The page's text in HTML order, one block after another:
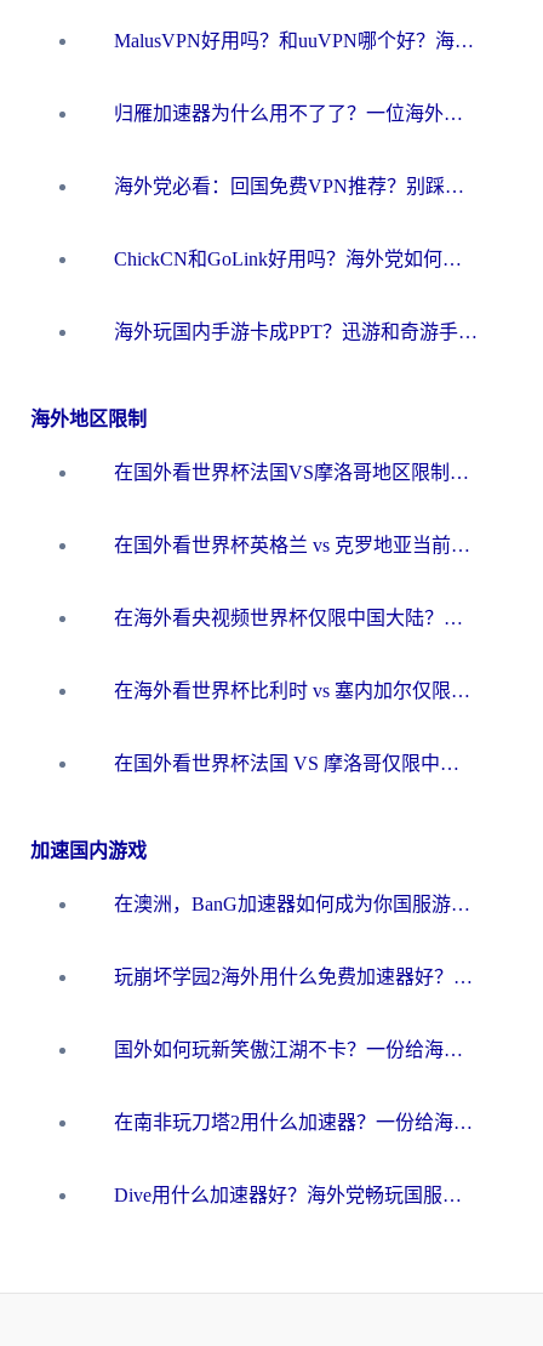
MalusVPN好用吗？和uuVPN哪个好？海外党无缝访问国内资源的真实对比与选择指南
归雁加速器为什么用不了了？一位海外游子的真实困惑与技术解答
海外党必看：回国免费VPN推荐？别踩坑！教你选对加速器无缝刷国内资源
ChickCN和GoLink好用吗？海外党如何选对回国加速器
海外玩国内手游卡成PPT？迅游和奇游手游哪个好？一篇讲透回国加速器怎么选
海外地区限制
在国外看世界杯法国VS摩洛哥地区限制？这篇指南让你流畅看中文解说无压力
在国外看世界杯英格兰 vs 克罗地亚当前地区不可播放？这篇指南帮你搞定所有海外观赛难题
在海外看央视频世界杯仅限中国大陆？这篇指南帮你解锁中文解说+无卡顿直播
在海外看世界杯比利时 vs 塞内加尔仅限中国大陆？我找到了最流畅的中文解说之路
在国外看世界杯法国 VS 摩洛哥仅限中国大陆？海外党这样看中文解说赛事不卡顿
加速国内游戏
在澳洲，BanG加速器如何成为你国服游戏的“时光机”？
玩崩坏学园2海外用什么免费加速器好？2026海外党亲测国服游戏加速指南
国外如何玩新笑傲江湖不卡？一份给海外游子的终极网络指南
在南非玩刀塔2用什么加速器？一份给海外游子的终极生存指南
Dive用什么加速器好？海外党畅玩国服游戏的终极避坑指南